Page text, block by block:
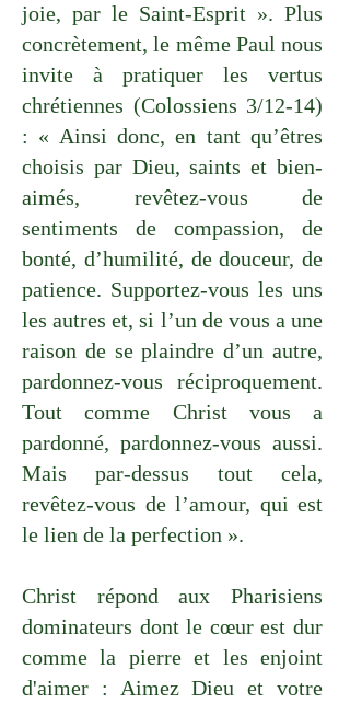
joie, par le Saint-Esprit ». Plus
concrètement, le même Paul nous
invite à pratiquer les vertus
chrétiennes (Colossiens 3/12-14)
: « Ainsi donc, en tant qu’êtres
choisis par Dieu, saints et bien-
aimés, revêtez-vous de
sentiments de compassion, de
bonté, d’humilité, de douceur, de
patience. Supportez-vous les uns
les autres et, si l’un de vous a une
raison de se plaindre d’un autre,
pardonnez-vous réciproquement.
Tout comme Christ vous a
pardonné, pardonnez-vous aussi.
Mais par-dessus tout cela,
revêtez-vous de l’amour, qui est
le lien de la perfection ».
Christ répond aux Pharisiens
dominateurs dont le cœur est dur
comme la pierre et les enjoint
d'aimer : Aimez Dieu et votre